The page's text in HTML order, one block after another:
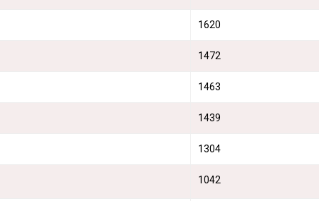
1620
1472
1463
1439
1304
1042